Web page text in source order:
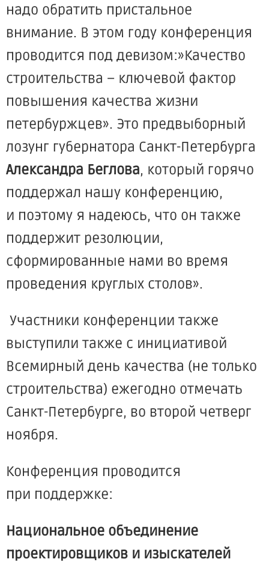
надо обратить пристальное
внимание. В этом году конференция
проводится под девизом:»Качество
строительства – ключевой фактор
повышения качества жизни
петербуржцев». Это предвыборный
лозунг губернатора Санкт-Петербурга
Александра Беглова, который горячо
поддержал нашу конференцию,
и поэтому я надеюсь, что он также
поддержит резолюции,
сформированные нами во время
проведения круглых столов».
Участники конференции также
выступили также с инициативой
Всемирный день качества (не только
строительства) ежегодно отмечать
Санкт-Петербурге, во второй четверг
ноября.
Конференция проводится
при поддержке:
Национальное объединение
проектировщиков и изыскателей